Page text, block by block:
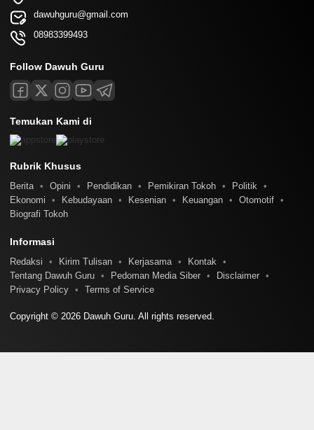
dawuhguru@gmail.com
08983399493
Follow Dawuh Guru
Temukan Kami di
Rubrik Khusus
Berita Opini Pendidikan Pemikiran Tokoh
Politik
Ekonomi
Kebudayaan Kesenian Keuangan
Otomotif
Biografi Tokoh
Informasi
Redaksi Kirim Tulisan Kerjasama
Kontak
Tentang Dawuh Guru
Pedoman Media Siber
Disclaimer
Privacy Policy
Terms of Service
Copyright © 2026 Dawuh Guru. All rights reserved.